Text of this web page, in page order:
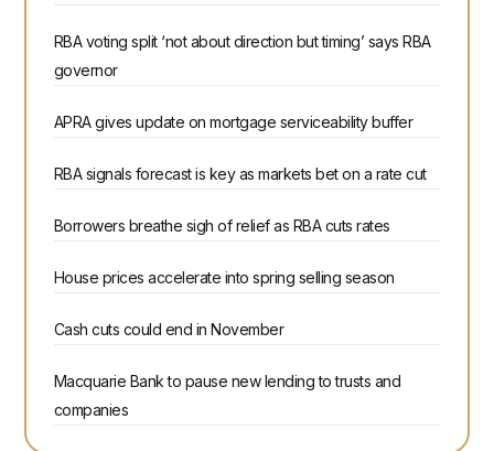
RBA voting split ‘not about direction but timing’ says RBA
governor
APRA gives update on mortgage serviceability buffer
RBA signals forecast is key as markets bet on a rate cut
Borrowers breathe sigh of relief as RBA cuts rates
House prices accelerate into spring selling season
Cash cuts could end in November
Macquarie Bank to pause new lending to trusts and
companies